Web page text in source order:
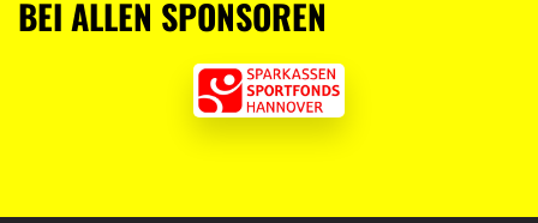
BEI ALLEN SPONSOREN